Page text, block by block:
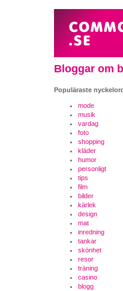
Bloggar om
Populäraste
mode
musik
vardag
foto
shopping
kläder
humor
personligt
tips
film
bilder
kärlek
design
mat
inredning
tankar
skönhet
resor
träning
casino
blogg